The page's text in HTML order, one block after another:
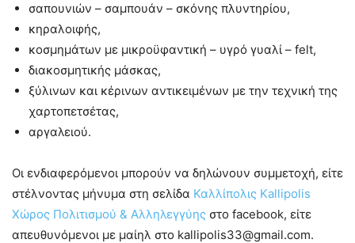
σαπουνιών – σαμπουάν – σκόνης πλυντηρίου,
κηραλοιφής,
κοσμημάτων με μικροϋφαντική – υγρό γυαλί – felt,
διακοσμητικής μάσκας,
ξύλινων και κέρινων αντικειμένων με την τεχνική της
χαρτοπετσέτας,
αργαλειού.
Οι ενδιαφερόμενοι μπορούν να δηλώνουν συμμετοχή, είτε
στέλνοντας μήνυμα στη σελίδα Καλλίπολις Kallipolis
Χώρος Πολιτισμού & Αλληλεγγύης στο facebook, είτε
απευθυνόμενοι με μαίηλ στο kallipolis33@gmail.com.